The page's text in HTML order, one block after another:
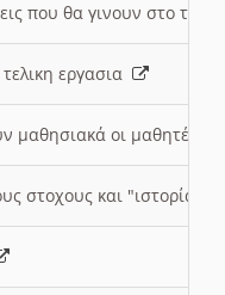
που θα γινουν στο
εργασια
μαθησιακά οι μαθητές/
στοχους και "ιστορία"